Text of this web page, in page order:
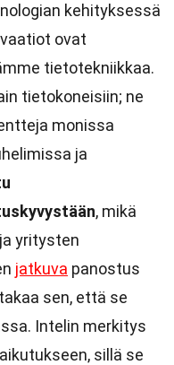
kehityksessä
ovat
tietotekniikkaa.
tietokoneisiin; ne
monissa
ja
, mikä
yritysten
jatkuva panostus
sen, että se
Intelin merkitys
sillä se